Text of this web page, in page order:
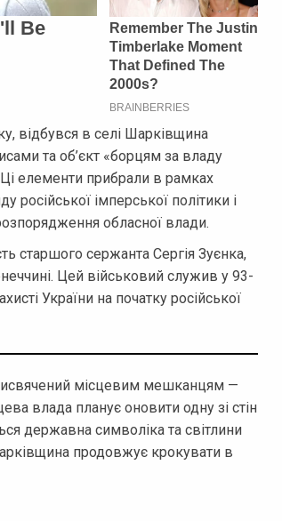
відбувся в селі Шарківщина
та об’єкт «борцям за владу
елементи прибрали в рамках
російської імперської політики і
обласної влади.
старшого сержанта Сергія Зуєнка,
Цей військовий служив у 93-
України на початку російської
місцевим мешканцям —
влада планує оновити одну зі стін
державна символіка та світлини
продовжує крокувати в